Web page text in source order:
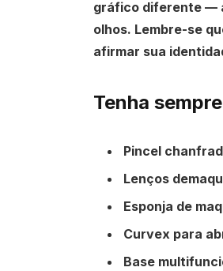
gráfico diferente —
olhos. Lembre-se
afirmar sua
Tenha
Pincel
Lenços
Esponja de
Curvex para
Base